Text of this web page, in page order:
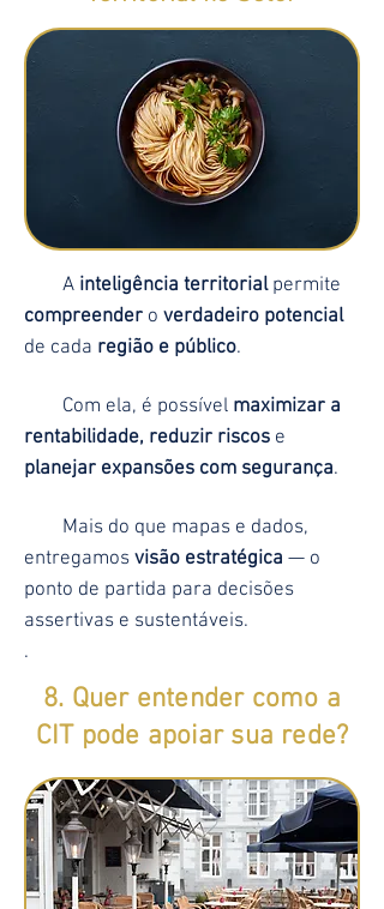
A inteligência territorialpermite
compreender o verdadeiro potencial
de cada região e público.
Com ela, é possível maximizar a
rentabilidade, reduzir riscos e
planejar expansões com segurança.
Mais do que mapas e dados,
entregamos visão estratégica — o
ponto de partida para decisões
assertivas e sustentáveis.
.
8. Quer entender como a
CIT pode apoiar sua rede?